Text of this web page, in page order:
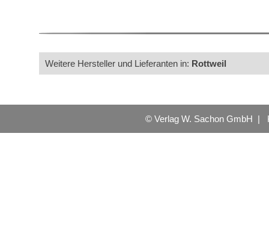
Weitere Hersteller und Lieferanten in: Rottweil
© Verlag W. Sachon GmbH |